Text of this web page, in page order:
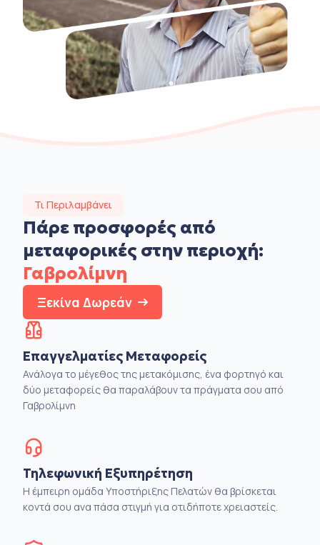
Τι Περιλαμβάνει
Πάρε προσφορές από
μεταφορικές στην περιοχή:
Γαβρολίμνη
Ξεκίνα Δωρεάν
Επαγγελματίες Μεταφορείς
Ανάλογα το μέγεθος της μετακόμισης, ένα φορτηγό και
δύο μεταφορείς θα παραλάβουν τα πράγματα σου από
Γαβρολίμνη
Τηλεφωνική Εξυπηρέτηση
Η έμπειρη ομάδα Υποστήριξης Πελατών θα βρίσκεται
κοντά σου ανα πάσα στιγμή για οτιδήποτε χρειαστείς.